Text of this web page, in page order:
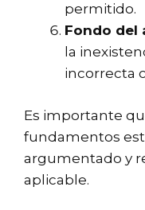
permitido.
Fondo del
la
incorrecta
Es importante
fundamentos
argumentado y
aplicable.